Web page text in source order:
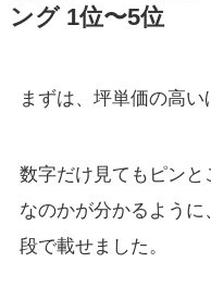
ング 1位〜5位
まずは、坪単価の高い
数字だけ見てもピン
なのかが分かるよう
段で載せました。